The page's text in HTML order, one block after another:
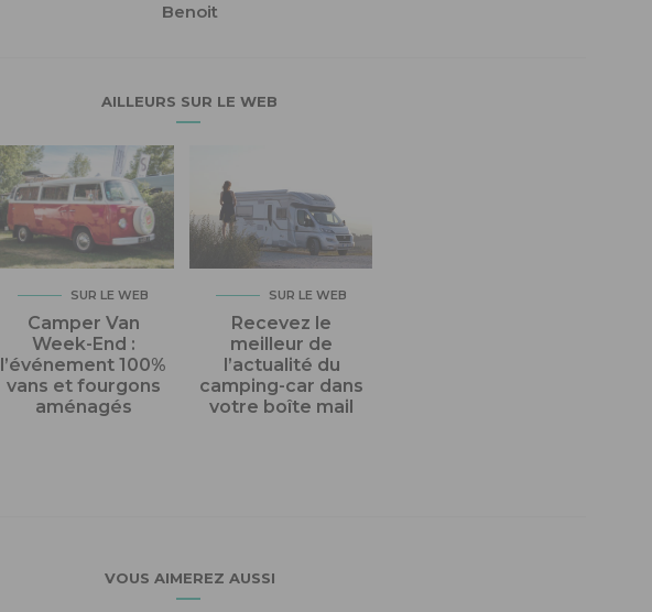
Benoit
AILLEURS SUR LE WEB
SUR LE WEB
Camper Van
Week-End :
l’événement 100%
vans et fourgons
aménagés
SUR LE WEB
Recevez le
meilleur de
l’actualité du
camping-car dans
votre boîte mail
VOUS AIMEREZ AUSSI